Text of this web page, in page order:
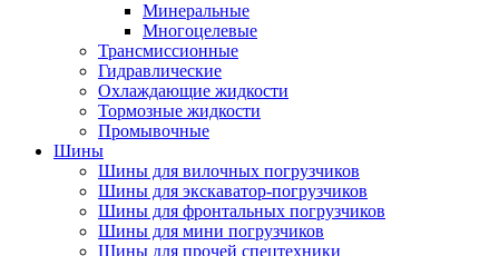
Минеральные
Многоцелевые
Трансмиссионные
Гидравлические
Охлаждающие жидкости
Тормозные жидкости
Промывочные
Шины
Шины для вилочных погрузчиков
Шины для экскаватор-погрузчиков
Шины для фронтальных погрузчиков
Шины для мини погрузчиков
Шины для прочей спецтехники